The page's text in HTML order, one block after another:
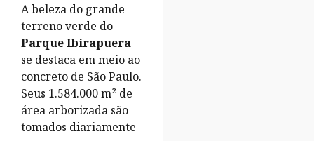
A beleza do grande
terreno verde do
Parque Ibirapuera
se destaca em meio ao
concreto de São Paulo.
Seus 1.584.000 m² de
área arborizada são
tomados diariamente